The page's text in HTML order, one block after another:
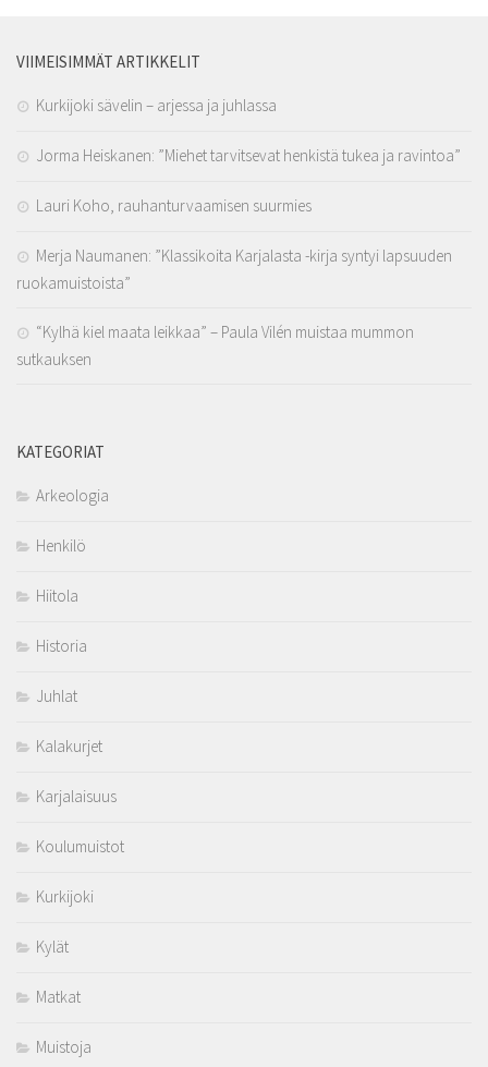
VIIMEISIMMÄT ARTIKKELIT
Kurkijoki sävelin – arjessa ja juhlassa
Jorma Heiskanen: ”Miehet tarvitsevat henkistä tukea ja ravintoa”
Lauri Koho, rauhanturvaamisen suurmies
Merja Naumanen: ”Klassikoita Karjalasta -kirja syntyi lapsuuden
ruokamuistoista”
“Kylhä kiel maata leikkaa” – Paula Vilén muistaa mummon
sutkauksen
KATEGORIAT
Arkeologia
Henkilö
Hiitola
Historia
Juhlat
Kalakurjet
Karjalaisuus
Koulumuistot
Kurkijoki
Kylät
Matkat
Muistoja